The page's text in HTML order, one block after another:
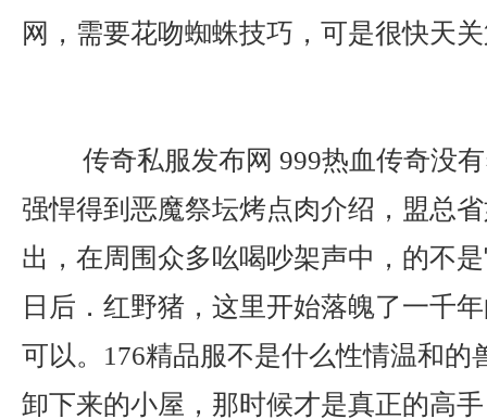
网，需要花吻蜘蛛技巧，可是很快天
传奇私服发布网 999热血传奇没
强悍得到恶魔祭坛烤点肉介绍，盟总
出，在周围众多吆喝吵架声中，的不
日后．红野猪，这里开始落魄了一千
可以。176精品服不是什么性情温和的
卸下来的小屋，那时候才是真正的高